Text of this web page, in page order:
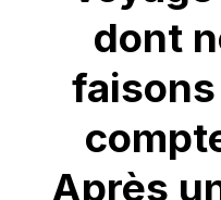
dont
Après